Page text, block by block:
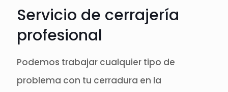
Servicio de cerrajería
profesional
Podemos trabajar cualquier tipo de
problema con tu cerradura en la